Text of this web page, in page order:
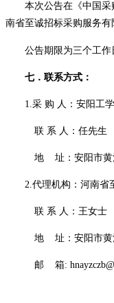
本次公告在 《中国
南省至诚招标采购服务有
公告期限为三个工作
七． 联系方式：
1.采 购 人： 安阳工
联 系 人： 任先生
地 址： 安阳市
2.代理机构：河南省
联 系 人： 王女士
地 址： 安阳市
邮 箱: